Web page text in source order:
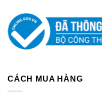
CÁCH MUA HÀNG